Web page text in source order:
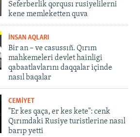
Seferberlik qorqusı rusiyelilerni
kene memleketten quva
İNSAN AQLARI
Bir an – ve casussıñ. Qırım
mahkemeleri devlet hainligi
qabaatlavlarını daqqalar içinde
nasıl baqalar
CEMİYET
"Er kes qaça, er kes kete": cenk
Qırımdaki Rusiye turistlerine nasıl
barıp yetti